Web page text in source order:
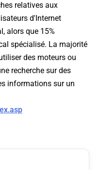
relatives aux
d'Internet
alors que 15%
spécialisé. La majorité
des moteurs ou
recherche sur des
informations sur un